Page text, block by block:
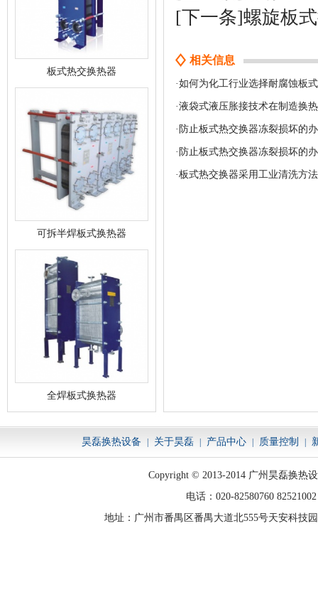
板式热交换热器
可拆半焊板式换热器
全焊板式换热器
[下一条]螺旋板
相关信息
·如何为化工行业选择耐腐蚀板
·液袋式液压胀接技术在制造换
· 防止板式热交换器冻裂损坏的
· 防止板式热交换器冻裂损坏的
·板式热交换器采用工业清洗方
昊磊换热设备 关于昊磊 产品中心 质量控制
Copyright © 2013-2014 广州昊磊换热
电话：020-82580760
地址：广州市番禺区番禺大道北555号天安科技